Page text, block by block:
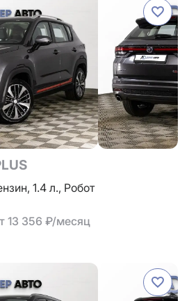
1.4 л., Робот
13 356 ₽/месяц